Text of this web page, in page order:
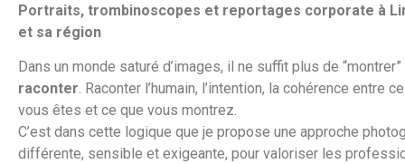
Portraits, trombinoscopes et reportages corporate à
et sa région
Dans un monde saturé d’images, il ne suffit plus de
raconter. Raconter l’humain, l’intention, la cohérence entre
vous êtes et ce que vous montrez.
C’est dans cette logique que je propose une approche
différente, sensible et exigeante, pour valoriser les